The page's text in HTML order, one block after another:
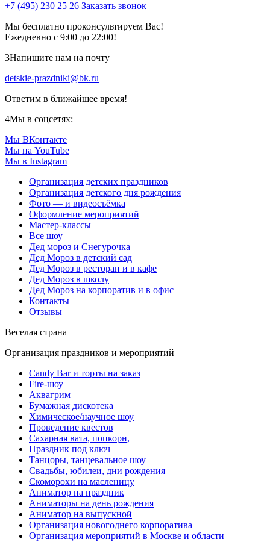
+7 (495) 230 25 26 Заказать звонок
Мы бесплатно проконсультируем Вас!
Ежедневно с 9:00 до 22:00!
3Напишите нам на почту
detskie-prazdniki@bk.ru
Ответим в ближайшее время!
4Мы в соцсетях:
Мы ВКонтакте
Мы на YouTube
Мы в Instagram
Организация детских праздников
Организация детского дня рождения
Фото — и видеосъёмка
Оформление мероприятий
Мастер-классы
Все шоу
Дед мороз и Снегурочка
Дед Мороз в детский сад
Дед Мороз в ресторан и в кафе
Дед Мороз в школу
Дед Мороз на корпоратив и в офис
Контакты
Отзывы
Веселая страна
Организация праздников и мероприятий
Candy Bar и торты на заказ
Fire-шоу
Аквагрим
Бумажная дискотека
Химическое/научное шоу
Проведение квестов
Сахарная вата, попкорн,
Праздник под ключ
Танцоры, танцевальное шоу
Свадьбы, юбилеи, дни рождения
Скоморохи на масленицу
Аниматор на праздник
Аниматоры на день рождения
Аниматор на выпускной
Организация новогоднего корпоратива
Организация мероприятий в Москве и области